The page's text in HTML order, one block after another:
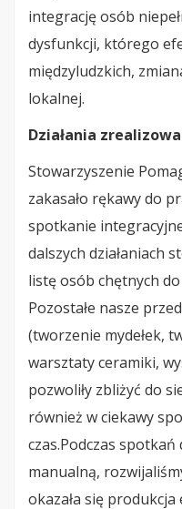
integrację osób
dysfunkcji, którego
międzyludzkich,
lokalnej.
Działania
Stowarzyszenie
zakasało rękawy do
spotkanie
dalszych działaniach
listę osób chętnych
Pozostałe nasze
(tworzenie mydełek,
warsztaty ceramiki,
pozwoliły zbliżyć do
również w ciekawy
czas.Podczas
manualną,
okazała się